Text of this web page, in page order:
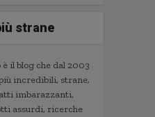
strane
il blog che dal 2003
incredibili, strane,
imbarazzanti,
assurdi, ricerche